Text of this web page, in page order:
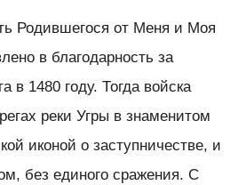
Родившегося от Меня и Моя
в благодарность за
в 1480 году. Тогда войска
реки Угры в знаменитом
иконой о заступничестве, и
без единого сражения. С